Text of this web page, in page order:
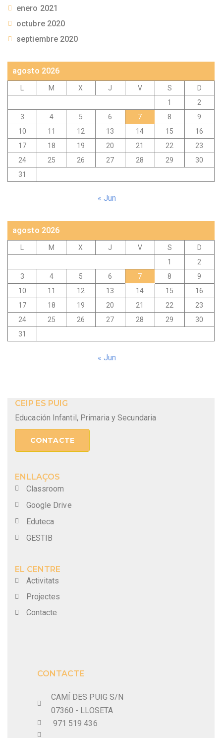
enero 2021
octubre 2020
septiembre 2020
agosto 2026
L M X J V S
D
1
2
3
4 5 6 7 8
9
10
11 12 13 14 15
16
17
18 19 20 21 22
23
24
25 26 27 28 29
30
31
« Jun
agosto 2026
L M X J V S
D
1
2
3
4 5 6 7 8
9
10
11 12 13 14 15
16
17
18 19 20 21 22
23
24
25 26 27 28 29
30
31
« Jun
CEIP ES PUIG
Educación Infantil, Primaria y Secundaria
CONTACTE
ENLLAÇOS
Classroom
Google Drive
Eduteca
GESTIB
EL CENTRE
Activitats
Projectes
Contacte
CONTACTE
CAMÍ DES PUIG S/N
07360 - LLOSETA
971 519 436